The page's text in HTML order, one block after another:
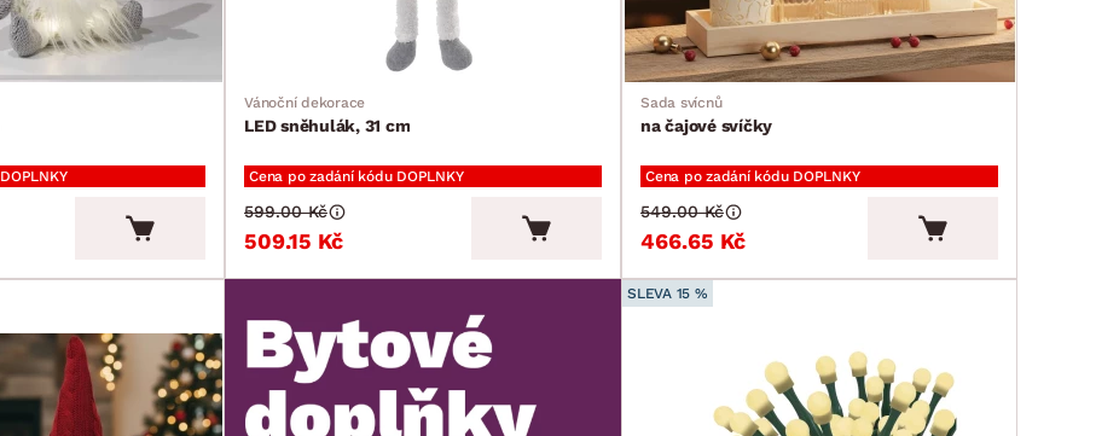
Vánoční dekorace
LED sněhulák, 31 cm
Cena po zadání kódu DOPLNKY
509.15 Kč
599.00 Kč
Sada svícnů
na čajové svíčky
Cena po zadání kódu DOPLNKY
466.65 Kč
549.00 Kč
SLEVA 15 %